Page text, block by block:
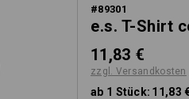
#89301
e.s. T-Shirt
11,83 €
zzgl. Versandkosten
ab 1 Stück: 11,83